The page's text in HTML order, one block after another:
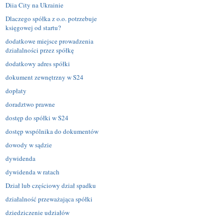
Diia City na Ukrainie
Dlaczego spółka z o.o. potrzebuje
księgowej od startu?
dodatkowe miejsce prowadzenia
działalności przez spółkę
dodatkowy adres spółki
dokument zewnętrzny w S24
dopłaty
doradztwo prawne
dostęp do spółki w S24
dostęp wspólnika do dokumentów
dowody w sądzie
dywidenda
dywidenda w ratach
Dział lub częściowy dział spadku
działalność przeważająca spółki
dziedziczenie udziałów